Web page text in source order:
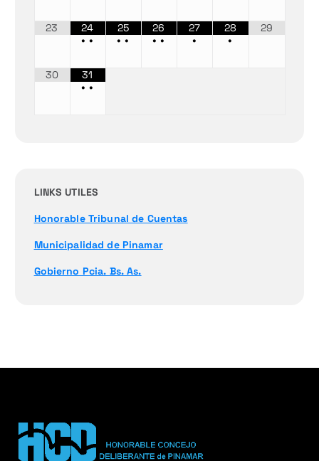
23
24
••
25
••
26
••
27
•
28
•
29
30
31
••
LINKS UTILES
Honorable Tribunal de Cuentas
Municipalidad de Pinamar
Gobierno Pcia. Bs. As.